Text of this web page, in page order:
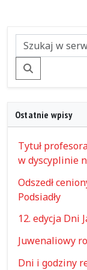
Szukaj
Ostatnie wpisy
Tytuł
w dyscyplinie
Odszedł
Podsiadły
12. edycja Dni
Juwenaliowy
Dni i godziny